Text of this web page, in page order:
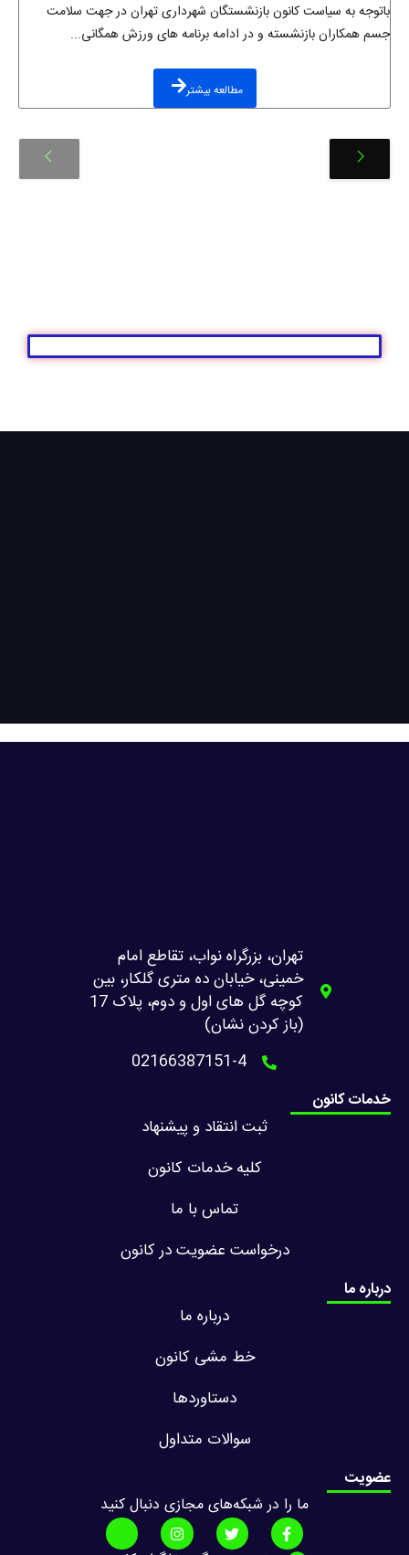
باتوجه به سیاست کانون بازنشستگان شهرداری تهران در جهت سلامت
جسم همکاران بازنشسته و در ادامه برنامه های ورزش همگانی...
مطالعه بیشتر
تهران، بزرگراه نواب، تقاطع امام
خمینی، خیابان ده متری گلکار، بین
کوچه گل های اول و دوم، پلاک 17
(باز کردن نشان)
02166387151-4
خدمات کانون
ثبت انتقاد و پیشنهاد
کلیه خدمات کانون
تماس با ما
درخواست عضویت در کانون
درباره ما
درباره ما
خط مشی کانون
دستاوردها
سوالات متداول
عضویت
ما را در شبکه‌های مجازی دنبال کنید